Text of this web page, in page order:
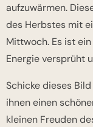
aufzuwärmen.
des Herbstes mit
Mittwoch. Es ist
Energie versprüht
Schicke dieses
ihnen einen
kleinen Freuden